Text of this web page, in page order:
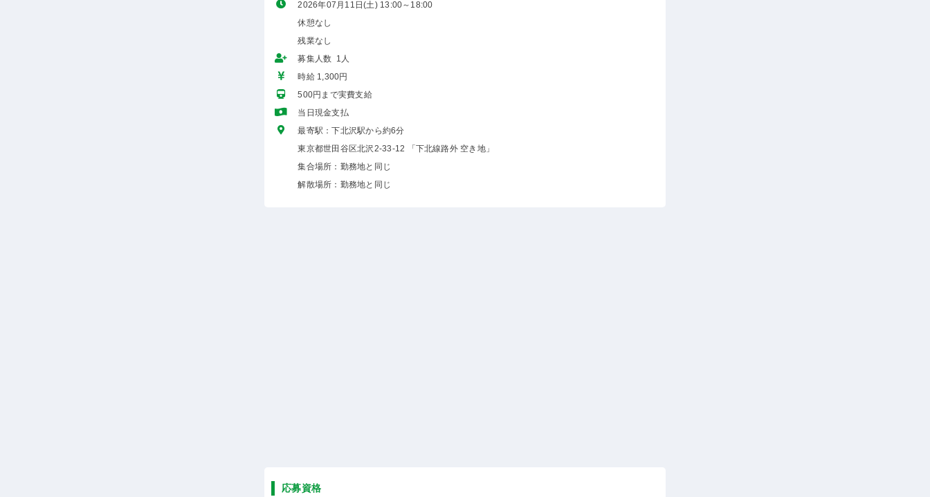
2026年07月11日(土) 13:00～18:00
休憩なし
残業なし
募集人数 1人
時給 1,300円
500円まで実費支給
当日現金支払
最寄駅：下北沢駅から約6分
東京都世田谷区北沢2-33-12 「下北線路外 空き地」
集合場所：勤務地と同じ
解散場所：勤務地と同じ
応募資格